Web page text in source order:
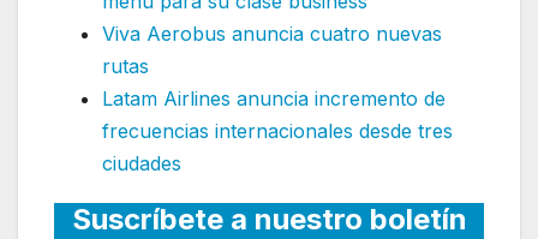
Viva Aerobus anuncia cuatro nuevas
rutas
Latam Airlines anuncia incremento de
frecuencias internacionales desde tres
ciudades
Suscríbete a nuestro boletín